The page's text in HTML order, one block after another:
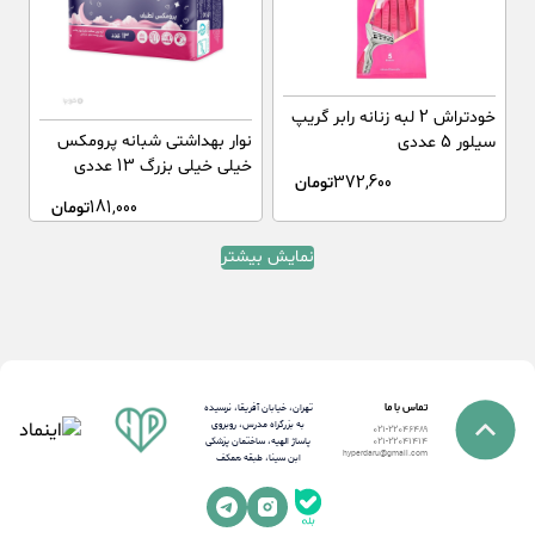
خودتراش 2 لبه زنانه رابر گریپ
سیلور 5 عددی
372,600تومان
نوار بهداشتی شبانه پرومکس
خیلی خیلی بزرگ 13 عددی
181,000تومان
نمایش بیشتر
تماس با ما
021-22046489
021-22041414
hyperdaru@gmail.com
تهران، خیابان آفریقا، نرسیده
به بزرگراه مدرس، روبروی
پاساژ الهیه، ساختمان پزشکی
ابن سینا، طبقه همکف